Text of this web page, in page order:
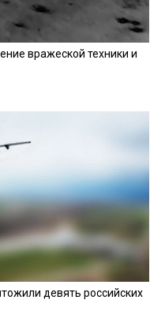
вражеской техники и
девять российских